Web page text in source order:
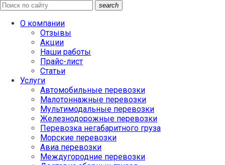
search
О компании
Отзывы
Акции
Наши работы
Прайс-лист
Статьи
Услуги
Автомобильные перевозки
Малотоннажные перевозки
Мультимодальные перевозки
Железнодорожные перевозки
Перевозка негабаритного груза
Морские перевозки
Авиа перевозки
Междугородние перевозки